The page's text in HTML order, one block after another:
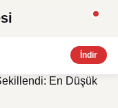
İndir